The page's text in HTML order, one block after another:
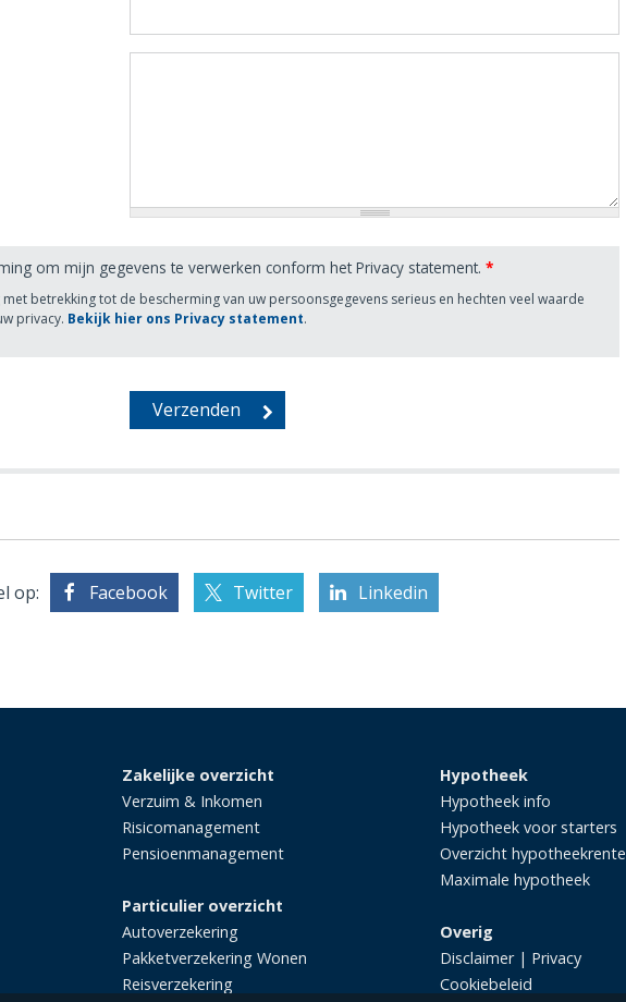
om mijn gegevens te verwerken conform het Privacy statement. *
betrekking tot de bescherming van uw persoonsgegevens serieus en hechten veel waarde
privacy. Bekijk hier ons Privacy statement.
op: Facebook Twitter Linkedin
Zakelijke overzicht
Verzuim & Inkomen
Risicomanagement
Pensioenmanagement
Particulier overzicht
Autoverzekering
Pakketverzekering Wonen
Reisverzekering
Hypotheek
Hypotheek info
Hypotheek voor starters
Overzicht hypotheekrente
Maximale hypotheek
Overig
Disclaimer| Privacy
Cookiebeleid